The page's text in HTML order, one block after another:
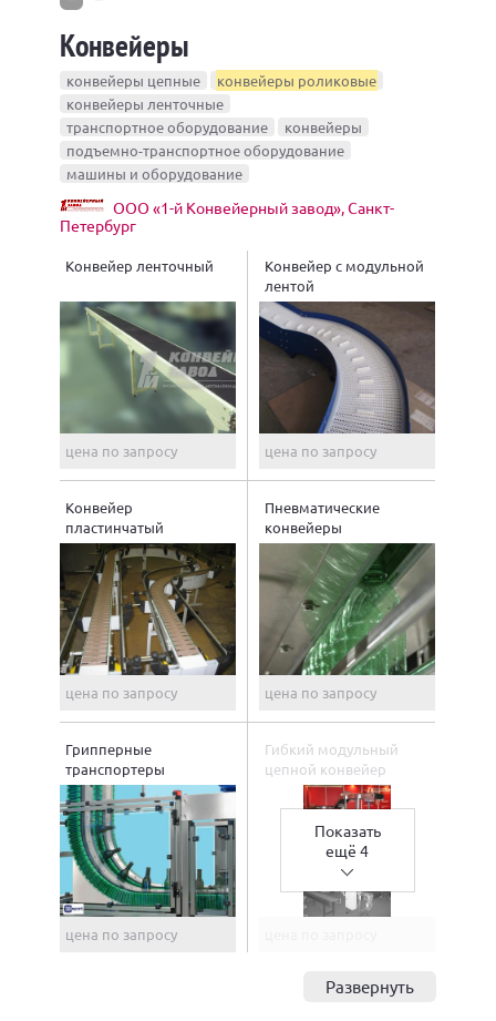
Конвейеры
конвейеры цепные
конвейеры роликовые
конвейеры ленточные
транспортное оборудование
конвейеры
подъемно-транспортное оборудование
машины и оборудование
ООО «1-й Конвейерный завод», Санкт-
Петербург
Конвейер ленточный
цена по запросу
Конвейер с модульной
лентой
цена по запросу
Конвейер
пластинчатый
цена по запросу
Пневматические
конвейеры
цена по запросу
Грипперные
транспортеры
цена по запросу
Гибкий модульный
цепной конвейер
Показать
ещё 4
Развернуть